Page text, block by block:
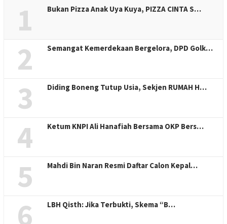
1 Bukan Pizza Anak Uya Kuya, PIZZA CINTA S…
2 Semangat Kemerdekaan Bergelora, DPD Golk…
3 Diding Boneng Tutup Usia, Sekjen RUMAH H…
4 Ketum KNPI Ali Hanafiah Bersama OKP Bers…
5 Mahdi Bin Naran Resmi Daftar Calon Kepal…
6 LBH Qisth: Jika Terbukti, Skema “B…